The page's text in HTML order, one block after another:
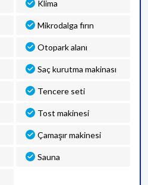
Klima
Mikrodalga fırın
Otopark alanı
Saç kurutma makinası
Tencere seti
Tost makinesi
Çamaşır makinesi
Sauna